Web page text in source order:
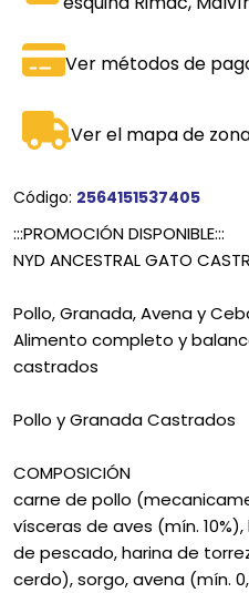
Ver métodos de
Ver el mapa de
Código: 2564151537405
:::PROMOCIÓN DISPONIBLE:::
NYD ANCESTRAL GATO
Pollo, Granada, Avena y
Alimento completo y
castrados
Pollo y Granada Castrados
COMPOSICIÓN
carne de pollo
vísceras de aves (mín.
de pescado, harina de
cerdo), sorgo, avena (mín.